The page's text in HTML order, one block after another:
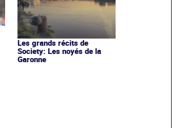
Les grands récits de
Society: Les noyés de la
Garonne